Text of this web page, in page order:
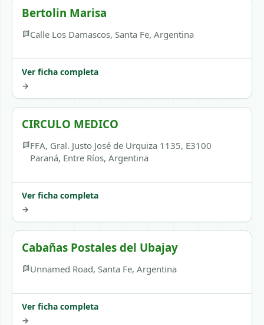
Bertolin Marisa
Calle Los Damascos, Santa Fe, Argentina
Ver ficha completa
→
CIRCULO MEDICO
FFA, Gral. Justo José de Urquiza 1135, E3100
Paraná, Entre Ríos, Argentina
Ver ficha completa
→
Cabañas Postales del Ubajay
Unnamed Road, Santa Fe, Argentina
Ver ficha completa
→